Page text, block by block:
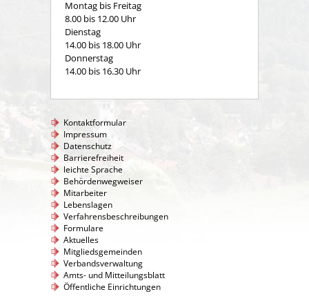
Montag bis Freitag
8.00 bis 12.00 Uhr
Dienstag
14.00 bis 18.00 Uhr
Donnerstag
14.00 bis 16.30 Uhr
Kontaktformular
Impressum
Datenschutz
Barrierefreiheit
leichte Sprache
Behördenwegweiser
Mitarbeiter
Lebenslagen
Verfahrensbeschreibungen
Formulare
Aktuelles
Mitgliedsgemeinden
Verbandsverwaltung
Amts- und Mitteilungsblatt
Öffentliche Einrichtungen